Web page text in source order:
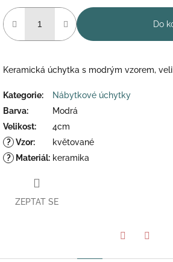
Do
Keramická úchytka s modrým vzorem,
Kategorie:
Nábytkové úchytky
Barva:
Modrá
Velikost:
4cm
? Vzor:
květované
?
Materiál: keramika
ZEPTAT SE